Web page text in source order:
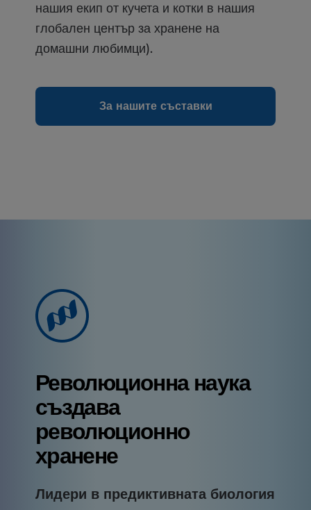
нашия екип от кучета и котки в нашия
глобален център за хранене на
домашни любимци).
За нашите съставки
Революционна наука
създава
революционно
хранене
Лидери в предиктивната биология